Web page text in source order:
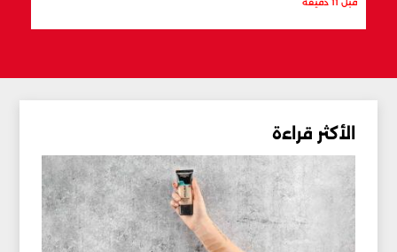
قبل 11 دقيقة
الأكثر قراءة